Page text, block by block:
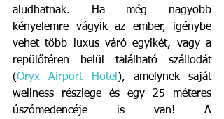
aludhatnak. Ha még nagyobb
kényelemre vágyik az ember, igénybe
vehet több luxus váró egyikét, vagy a
repülőtéren belül található szállodát
(Oryx Airport Hotel ), amelynek saját
wellness részlege és egy 25 méteres
úszómedencéje is van! A